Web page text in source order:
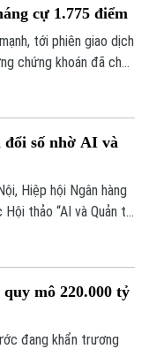
SJC 1,4 triệu
cự 1.775 điểm
tới phiên giao dịch
chứng khoán đã cho
giảm 0,77 điểm
(2,51%) lên 293,59
đổi số nhờ AI và
Hiệp hội Ngân hàng
thảo “AI và Quản trị
công nghệ và chuyên
mô 220.000 tỷ
đang khẩn trương